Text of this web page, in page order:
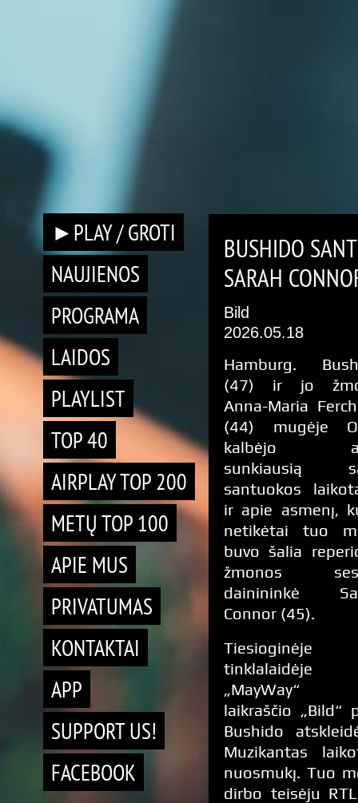
►PLAY / GROTI
NAUJIENOS
PROGRAMA
LAIDOS
PLAYLIST
TOP 40
AIRPLAY TOP 200
METŲ TOP 100
APIE MUS
PRIVATUMAS
KONTAKTAI
APP
SUPPORT US!
FACEBOOK
BUSHIDO
SARAH
Bild
2026.05.18
Hamburg.
(47) ir jo
Anna-Maria
(44) mugėje
kalbėjo
sunkiausią
santuokos
ir apie asmenį,
netikėtai tuo
buvo šalia
žmonos
dainininkė
Connor (45).
Tiesioginėje
tinklalaidėje
„MayWay“
laikraščio „Bild“
Bushido
Muzikantas
nuosmukį. Tuo
dirbo teisėju